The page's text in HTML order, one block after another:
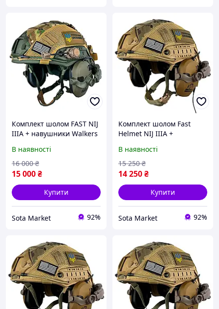
Комплект шолом FAST NIJ
IIIA + навушники Walkers
ліхтарик + кавер
(Мультикам) XL
В наявності
15 000₴
16 000 ₴
Купити
Sota Market 92%
Комплект шолом Fast
Helmet NIJ IIIA +
Slim з чебурашкою +
кавер Мультикам M
В наявності
14 250₴
15 250 ₴
Купити
Sota Market 92%